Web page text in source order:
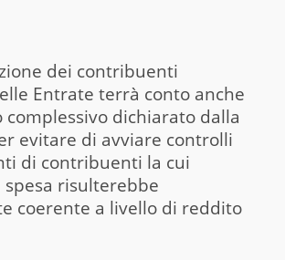
dei contribuenti
Entrate terrà conto anche
dichiarato dalla
evitare di avviare controlli
di contribuenti la cui
spesa risulterebbe
coerente a livello di reddito